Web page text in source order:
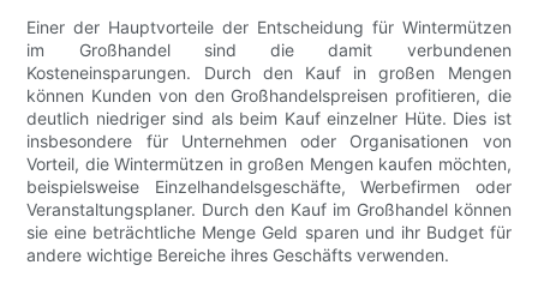
Einer der Hauptvorteile der Entscheidung für Wintermützen
im Großhandel sind die damit verbundenen
Kosteneinsparungen. Durch den Kauf in großen Mengen
können Kunden von den Großhandelspreisen profitieren, die
deutlich niedriger sind als beim Kauf einzelner Hüte. Dies ist
insbesondere für Unternehmen oder Organisationen von
Vorteil, die Wintermützen in großen Mengen kaufen möchten,
beispielsweise Einzelhandelsgeschäfte, Werbefirmen oder
Veranstaltungsplaner. Durch den Kauf im Großhandel können
sie eine beträchtliche Menge Geld sparen und ihr Budget für
andere wichtige Bereiche ihres Geschäfts verwenden.